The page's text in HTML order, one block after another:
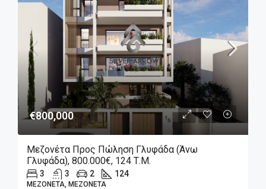
€800,000
Μεζονέτα Προς Πώληση Γλυφάδα (Άνω
Γλυφάδα), 800.000€, 124 Τ.μ.
3 3 2 124
ΜΕΖΟΝΈΤΑ, ΜΕΖΟΝΈΤΑ